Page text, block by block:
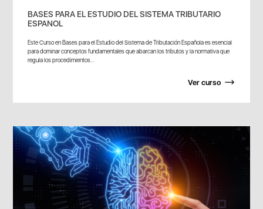
BASES PARA EL ESTUDIO DEL SISTEMA TRIBUTARIO
ESPANOL
Este Curso en Bases para el Estudio del Sistema de Tributación Española es esencial
para dominar conceptos fundamentales que abarcan los tributos y la normativa que
regula los procedimientos...
Ver curso